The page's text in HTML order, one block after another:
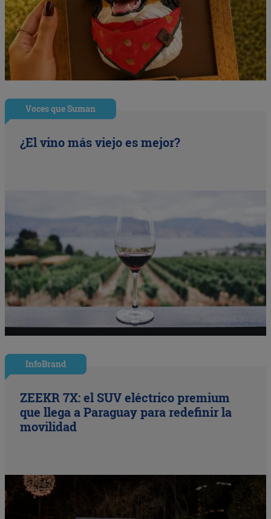
Voces que Suman
¿El vino más viejo es mejor?
InfoBrand
ZEEKR 7X: el SUV eléctrico premium
que llega a Paraguay para redefinir la
movilidad